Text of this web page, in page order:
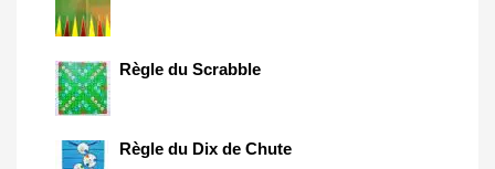
Règle du Scrabble
Règle du Dix de Chute